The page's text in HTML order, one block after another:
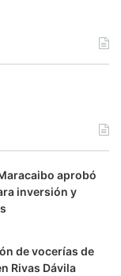
aprobó
inversión y
de vocerías de
Rivas Dávila